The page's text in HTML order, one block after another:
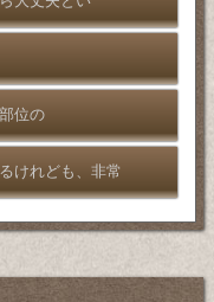
位の
けれども、非常